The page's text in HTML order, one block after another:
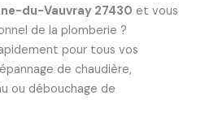
du-Vauvray 27430 et vous
de la plomberie ?
pour tous vos
de chaudière,
ou débouchage de